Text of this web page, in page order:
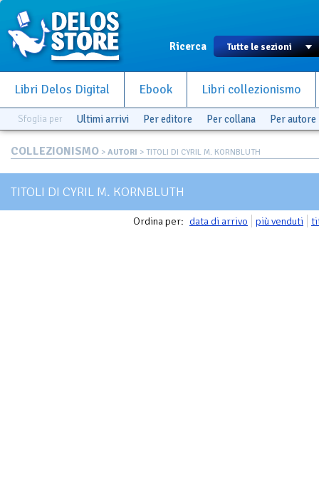
Ricerca
Libri Delos Digital Ebook Libri collezionismo
Sfoglia per Ultimi arrivi Per editore Per collana Per autore
COLLEZIONISMO > AUTORI > TITOLI DI CYRIL M. KORNBLUTH
TITOLI DI CYRIL M. KORNBLUTH
Ordina per: data di arrivo più venduti